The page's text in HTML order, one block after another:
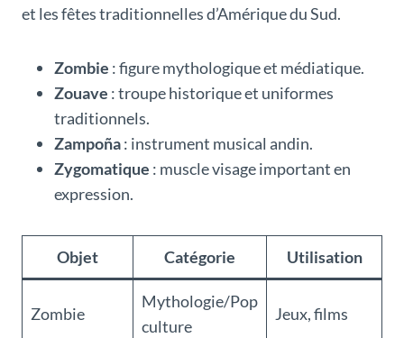
et les fêtes traditionnelles d’Amérique du Sud.
Zombie : figure mythologique et médiatique.
Zouave : troupe historique et uniformes
traditionnels.
Zampoña: instrument musical andin.
Zygomatique : muscle visage important en
expression.
Objet Catégorie Utilisation
Zombie
Mythologie/Pop
culture
Jeux, films